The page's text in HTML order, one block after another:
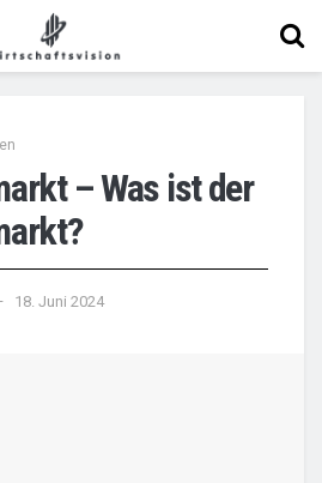
– Was ist der
18. Juni 2024